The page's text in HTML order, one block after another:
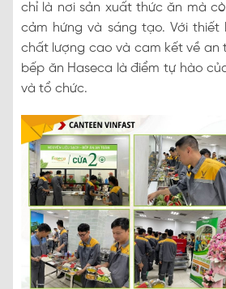
chỉ là nơi sản xuất thức ăn mà
cảm hứng và sáng tạo. Với thiết
chất lượng cao và cam kết về an
bếp ăn Haseca là điểm tự hào
và tổ chức.